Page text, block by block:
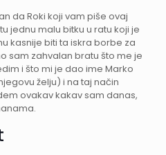
da Roki koji vam piše ovaj
jednu malu bitku u ratu koji je
kasnije biti ta iskra borbe za
sam zahvalan bratu što me je
i što mi je dao ime Marko
želju) i na taj način
ovakav kakav sam danas,